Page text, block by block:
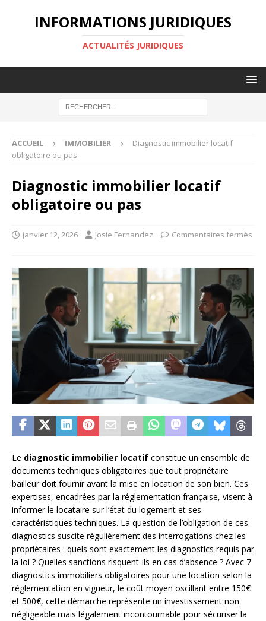
INFORMATIONS JURIDIQUES
ACTUALITÉS JURIDIQUES
ACCUEIL IMMOBILIER
Diagnostic immobilier locatif
obligatoire ou pas
Diagnostic immobilier locatif
obligatoire ou pas
janvier 12, 2026 Josie Fernandez Commentaires fermés
Le diagnostic immobilier locatif constitue un ensemble de
documents techniques obligatoires que tout propriétaire
bailleur doit fournir avant la mise en location de son bien. Ces
expertises, encadrées par la réglementation française, visent à
informer le locataire sur l’état du logement et ses
caractéristiques techniques. La question de l’obligation de ces
diagnostics suscite régulièrement des interrogations chez les
propriétaires : quels sont exactement les diagnostics requis par
la loi ? Quelles sanctions risquent-ils en cas d’absence ? Avec 7
diagnostics immobiliers obligatoires pour une location selon la
réglementation en vigueur, le coût moyen oscillant entre 150€
et 500€, cette démarche représente un investissement non
négligeable mais légalement incontournable pour sécuriser la